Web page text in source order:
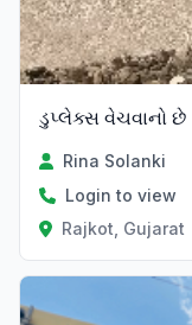
ડુપ્લેક્સ વેચવાનો છે
Rina Solanki
Login to view
Rajkot, Gujarat